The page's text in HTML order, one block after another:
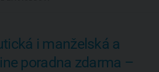
i manželská a
poradna zdarma –